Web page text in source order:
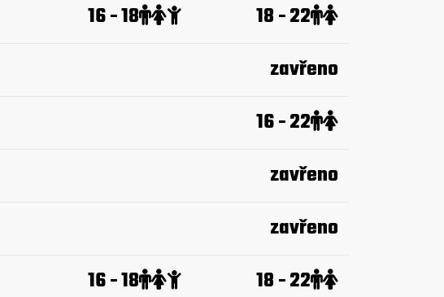
16 - 18
18 - 22
zavřeno
16 - 22
zavřeno
zavřeno
16 - 18 18 - 22